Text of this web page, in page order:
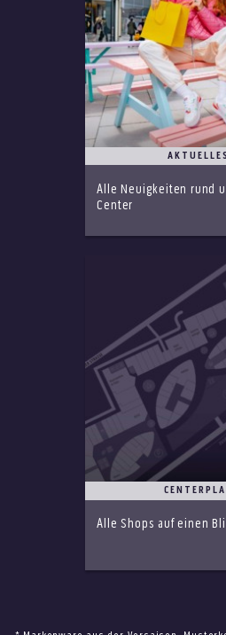
Alle Neuigkeiten rund
Center
Alle Shops auf einen